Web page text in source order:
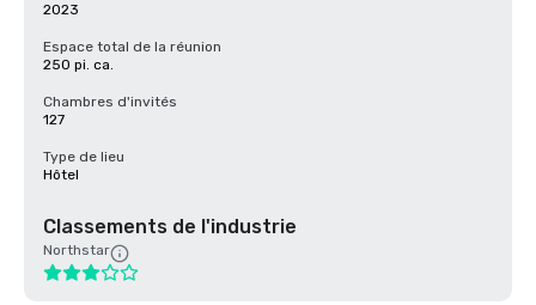
2023
Espace total de la réunion
250 pi. ca.
Chambres d'invités
127
Type de lieu
Hôtel
Classements de l'industrie
Northstar